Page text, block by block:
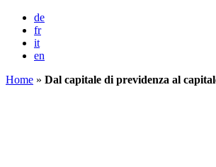
de
fr
it
en
Home » Dal capitale di previdenza al